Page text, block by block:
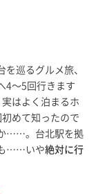
を巡るグルメ旅、
4〜5回行きます
はよく泊まるホ
めて知ったので
……。台北駅を拠
も……いや絶対に行